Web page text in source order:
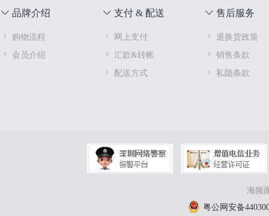
品牌介绍
购物流程
会员介绍
支付 & 配送
网上支付
汇款&转帐
配送方式
售后服务
退换货政策
销售条款
私隐条款
海频
粤公网安备